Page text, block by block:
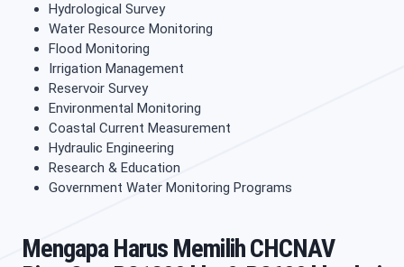
Hydrological Survey
Water Resource Monitoring
Flood Monitoring
Irrigation Management
Reservoir Survey
Environmental Monitoring
Coastal Current Measurement
Hydraulic Engineering
Research & Education
Government Water Monitoring Programs
Mengapa Harus Memilih CHCNAV